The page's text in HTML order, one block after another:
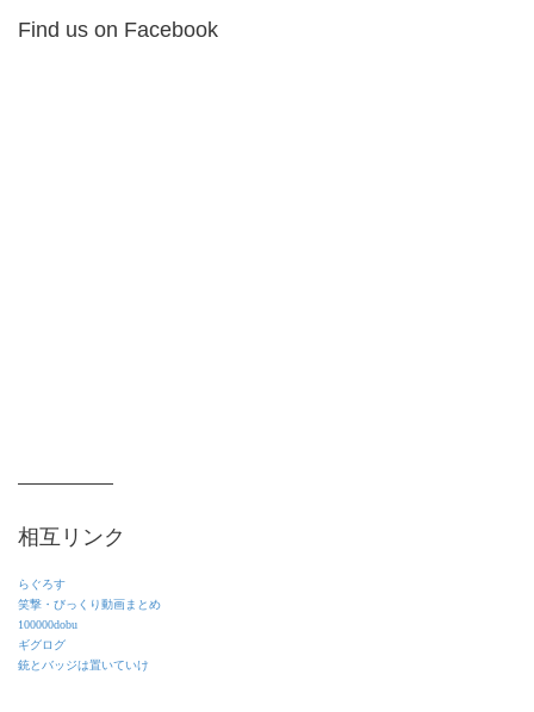
Find us on Facebook
相互リンク
らぐろす
笑撃・びっくり動画まとめ
100000dobu
ギグログ
銃とバッジは置いていけ